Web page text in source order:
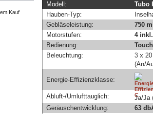
Kauf
Modell:
Tubo
Hauben-Typ:
Gebläseleistung:
750
Motorstufen:
4
Bedienung:
Beleuchtung:
3 x
(An/
Energie-Effizienzklasse:
Abluft-/Umlufttauglich:
Ja/Ja
Geräuschentwicklung:
63